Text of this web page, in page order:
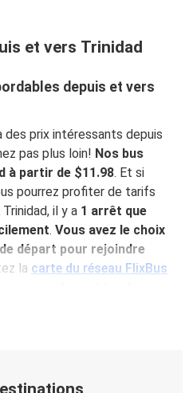
et vers Trinidad
depuis et vers
prix intéressants depuis
pas plus loin! Nos bus
à partir de $11.98. Et si
pourrez profiter de tarifs
il y a 1 arrêt que
. Vous avez le choix
départ pour rejoindre
la carte du réseau FlixBus
en termes de prix